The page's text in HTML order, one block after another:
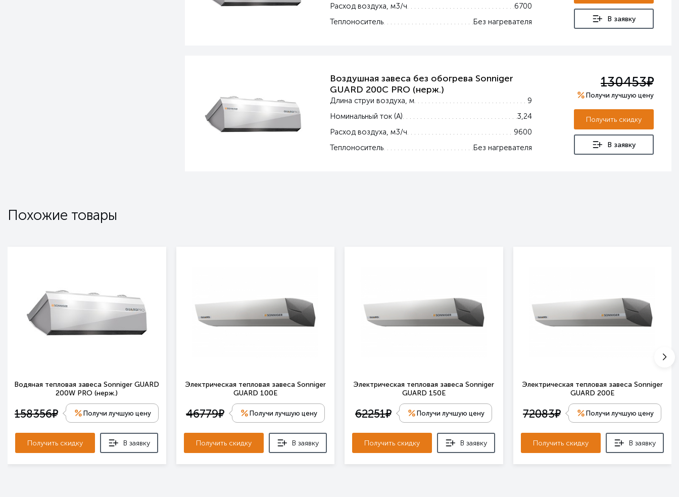
Расход воздуха, м3/ч
6700
Теплоноситель
Без нагревателя В заявку
Воздушная завеса без обогрева Sonniger
GUARD 200C PRO (нерж.)
Длина струи воздуха, м
9
Номинальный ток (А)
3,24
Расход воздуха, м3/ч
9600
Теплоноситель
Без нагревателя
130453е
Получи лучшую цену
Получить скидку
В заявку
Похожие товары
Водяная тепловая завеса Sonniger GUARD
200W PRO (нерж.)
158356е Получи лучшую цену
Получить скидку В заявку
Электрическая тепловая завеса Sonniger
GUARD 100E
46779е Получи лучшую цену
Получить скидку В заявку
Электрическая тепловая завеса Sonniger
GUARD 150E
62251е Получи лучшую цену
Получить скидку В заявку
Электрическая тепловая завеса Sonniger
GUARD 200E
72083е Получи лучшую цену
Получить скидку В заявку